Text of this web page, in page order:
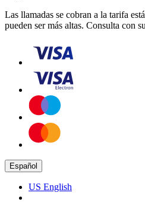
Las llamadas se cobran a la tarifa
pueden ser más altas. Consulta con
Español
US English